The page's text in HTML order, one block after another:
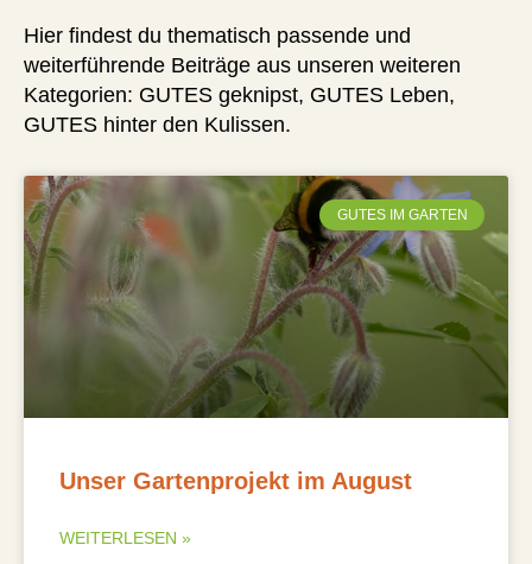
Hier findest du thematisch passende und
weiterführende Beiträge aus unseren weiteren
Kategorien: GUTES geknipst, GUTES Leben,
GUTES hinter den Kulissen.
GUTES IM GARTEN
Unser Gartenprojekt im August
WEITERLESEN »